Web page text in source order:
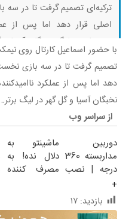
ترکیه‌ای تصمیم گرفت تا در سه
اصلی قرار دهد اما پس از
عربستان در لیگ نخبگان آسیا و
با حضور اسماعیل کارتال روی
تصمیم گرفت تا در سه بازی
دهد اما پس از عملکرد
نخبگان آسیا و گل گهر در لیگ
از سراسر وب
دوربین
مداربسته 360
درجه | نصب
آسان و راحت
ماشینتو به
دلال نده! به
مصرف کننده
تماس
+
بازدید: ۱۷